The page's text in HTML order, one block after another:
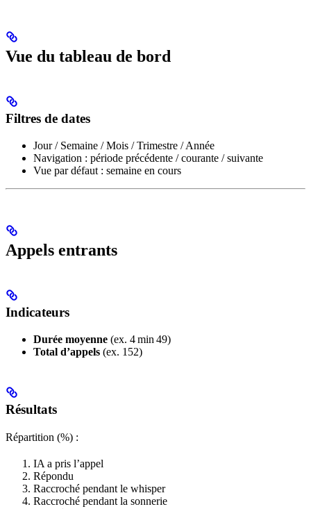
Vue du tableau de bord
Filtres de dates
Jour / Semaine / Mois / Trimestre / Année
Navigation : période précédente / courante / suivante
Vue par défaut : semaine en cours
Appels entrants
Indicateurs
Durée moyenne (ex. 4 min 49)
Total d’appels (ex. 152)
Résultats
Répartition (%) :
IA a pris l’appel
Répondu
Raccroché pendant le whisper
Raccroché pendant la sonnerie